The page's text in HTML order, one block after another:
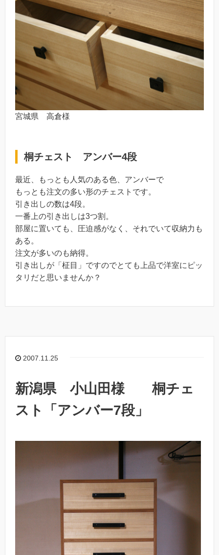
宮城県 高倉様
桐チェスト アンバー4段
最近、もっとも人気のある色、アンバーで
もっとも注文の多い形のチェストです。
引き出しの数は4段。
一番上の引き出しは3つ割。
部屋に置いても、圧迫感がなく、それでいて収納力も
ある。
注文が多いのも納得。
引き出しが「柾目」ですのでとても上品で洋室にピッ
タリだと思いませんか？
2007.11.25
新潟県 小山田様 桐チェ
スト「アンバー7段」